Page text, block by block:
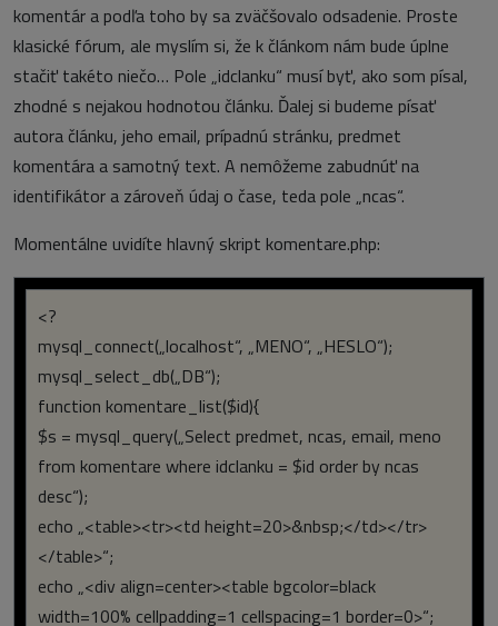
komentár a podľa toho by sa zväčšovalo odsadenie. Proste
klasické fórum, ale myslím si, že k článkom nám bude úplne
stačiť takéto niečo… Pole „idclanku“ musí byť, ako som písal,
zhodné s nejakou hodnotou článku. Ďalej si budeme písať
autora článku, jeho email, prípadnú stránku, predmet
komentára a samotný text. A nemôžeme zabudnúť na
identifikátor a zároveň údaj o čase, teda pole „ncas“.
Momentálne uvidíte hlavný skript komentare.php:
<?
mysql_connect(„localhost“, „MENO“, „HESLO“);
mysql_select_db(„DB“);
function komentare_list($id){
$s = mysql_query(„Select predmet, ncas, email, meno
from komentare where idclanku = $id order by ncas
desc“);
echo „<table><tr><td height=20>&nbsp;</td></tr>
</table>“;
echo „<div align=center><table bgcolor=black
width=100% cellpadding=1 cellspacing=1 border=0>“;